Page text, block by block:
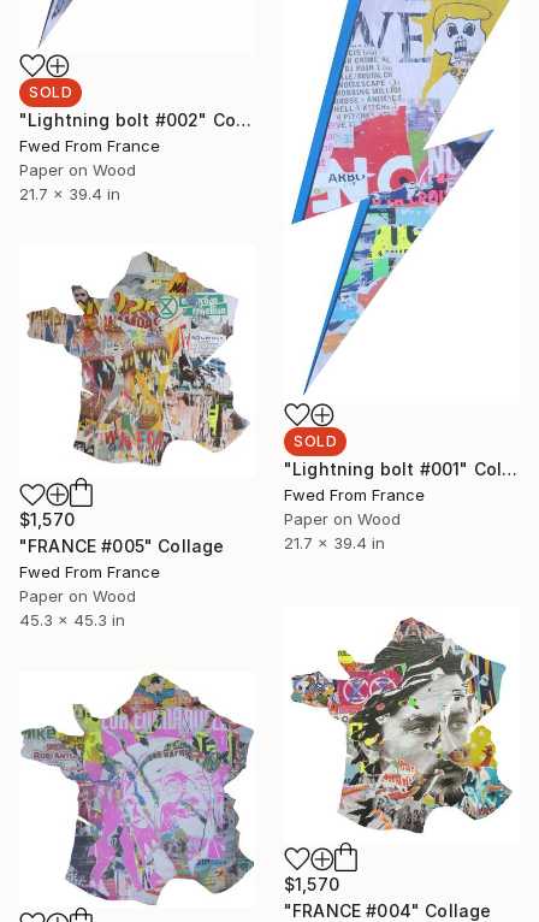
SOLD
"Lightning bolt #002" Collage
Fwed From France
Paper on Wood
21.7 x 39.4 in
SOLD
"Lightning bolt #001" Collage
Fwed From France
Paper on Wood
21.7 x 39.4 in
$1,570
"FRANCE #005" Collage
Fwed From France
Paper on Wood
45.3 x 45.3 in
$1,570
"FRANCE #004" Collage